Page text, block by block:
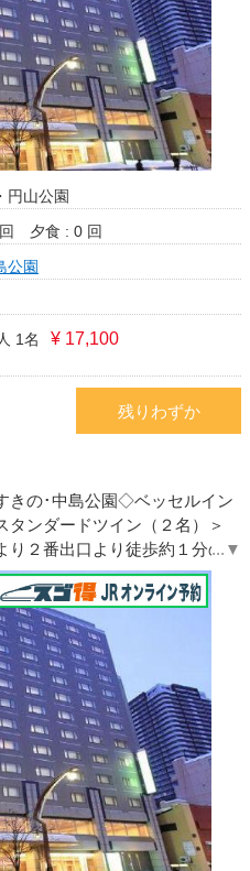
円山公園
夕食 : 0 回
公園
1名 ¥ 17,100
残りわずか
きの･中島公園◇ベッセルイン
ンダードツイン（２名）＞
り２番出口より徒歩約１分の駅
駅受取